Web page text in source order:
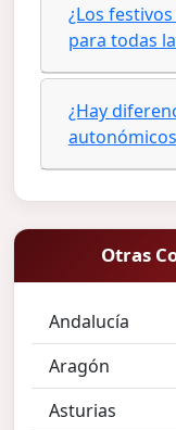
¿Los
para todas
¿Hay
Otras
Andalucía
Aragón
Asturias